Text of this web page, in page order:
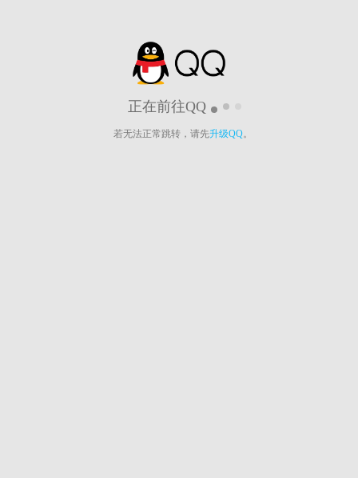
正在前往QQ
若无法正常跳转，请先升级QQ。